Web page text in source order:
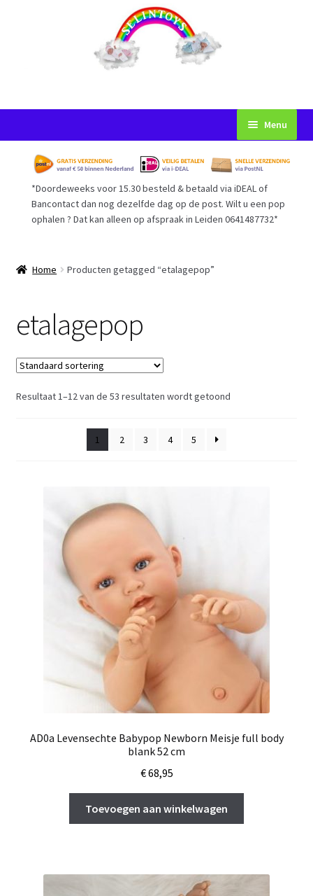
naar
navigatie
inhoud
Menu
Startpagina
Voorwaarden
Afrekenen
*Doordeweeks voor 15.30 besteld & betaald via iDEAL of
Bancontact dan nog dezelfde dag op de post. Wilt u een pop
ophalen ? Dat kan alleen op afspraak in Leiden 0641487732*
Home Producten getagged “etalagepop”
etalagepop
Resultaat 1–12 van de 53 resultaten wordt getoond
1 2 3 4 5
AD0a Levensechte Babypop Newborn Meisje full body
blank 52 cm
€68,95
Toevoegen aan winkelwagen